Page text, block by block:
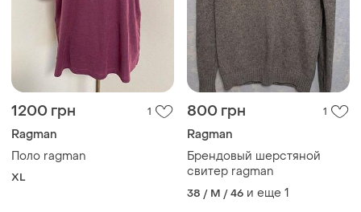
1200 грн 1
Ragman
Поло ragman
XL
800 грн 1
Ragman
Брендовый шерстяной
свитер ragman
38 / M / 46 и еще 1